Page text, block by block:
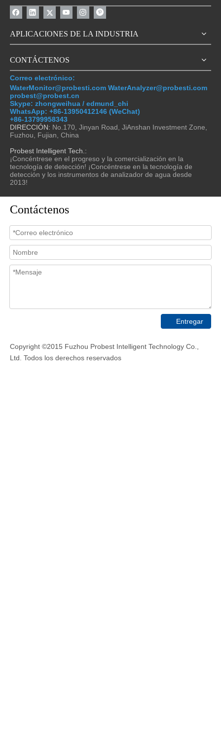
APLICACIONES DE LA INDUSTRIA
CONTÁCTENOS
Correo electrónico:
WaterMonitor@probesti.com WaterAnalyzer@probesti.com
probest@probest.cn
Skype: zhongweihua / edmund_chi
WhatsApp: +86-13950412146 (WeChat)
+86-13799958343
DIRECCIÓN: No.170, Jinyan Road, JiAnshan Investment Zone,
Fuzhou, Fujian, China
Probest Intelligent Tech.:
¡Concéntrese en el progreso y la comercialización en la
tecnología de detección! ¡Concéntrese en la tecnología de
detección y los instrumentos de analizador de agua desde
2013!
Contáctenos
Entregar
Copyright ©2015 Fuzhou Probest Intelligent Technology Co.,
Ltd. Todos los derechos reservados